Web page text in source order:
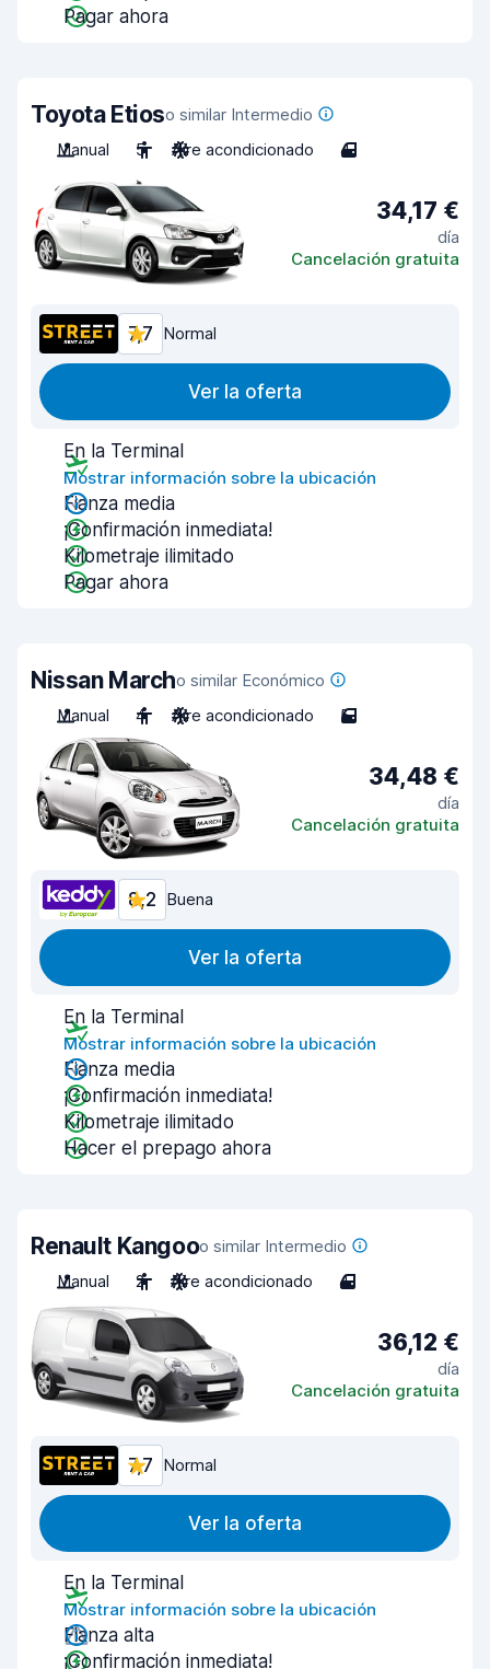
Pagar ahora
Toyota Etioso similar Intermedio
Manual
5 Aire acondicionado 4
34,17 €
día
Cancelación gratuita
7,7 Normal
Ver la oferta
En la Terminal
Mostrar información sobre la ubicación
Fianza media
¡Confirmación inmediata!
Kilometraje ilimitado
Pagar ahora
Nissan Marcho similar Económico
Manual
4 Aire acondicionado 5
34,48 €
día
Cancelación gratuita
8,2 Buena
Ver la oferta
En la Terminal
Mostrar información sobre la ubicación
Fianza media
¡Confirmación inmediata!
Kilometraje ilimitado
Hacer el prepago ahora
Renault Kangooo similar Intermedio
Manual
2 Aire acondicionado 4
36,12 €
día
Cancelación gratuita
7,7 Normal
Ver la oferta
En la Terminal
Mostrar información sobre la ubicación
Fianza alta
¡Confirmación inmediata!